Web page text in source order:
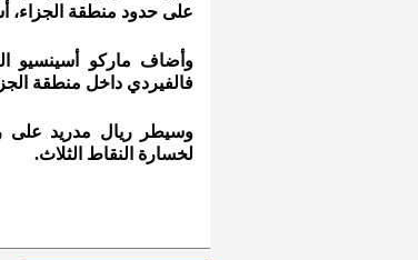
على حدود منطقة الجزاء،
فالفيردي داخل منطقة
وسيطر ريال مدريد على
لخسارة النقاط الثلاث.